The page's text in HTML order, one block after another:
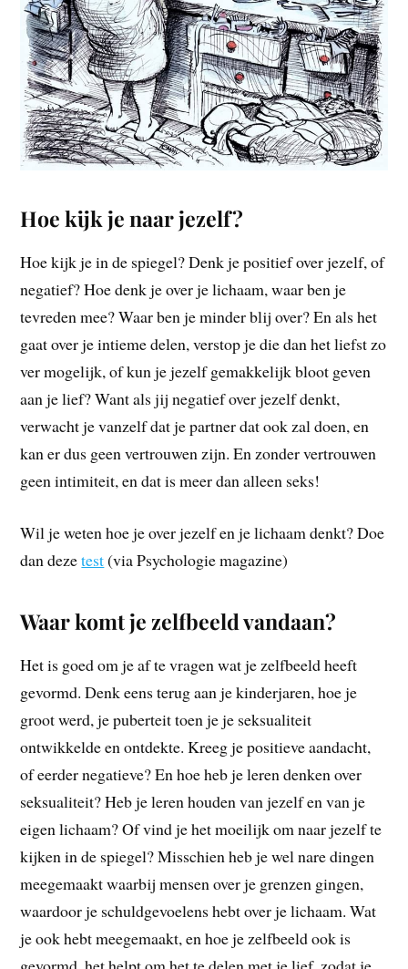
Hoe kijk je naar jezelf?
Hoe kijk je in de spiegel? Denk je positief over jezelf, of
negatief? Hoe denk je over je lichaam, waar ben je
tevreden mee? Waar ben je minder blij over? En als het
gaat over je intieme delen, verstop je die dan het liefst zo
ver mogelijk, of kun je jezelf gemakkelijk bloot geven
aan je lief? Want als jij negatief over jezelf denkt,
verwacht je vanzelf dat je partner dat ook zal doen, en
kan er dus geen vertrouwen zijn. En zonder vertrouwen
geen intimiteit, en dat is meer dan alleen seks!
Wil je weten hoe je over jezelf en je lichaam denkt? Doe
dan dezetest(via Psychologie magazine)
Waar komt je zelfbeeld vandaan?
Het is goed om je af te vragen wat je zelfbeeld heeft
gevormd. Denk eens terug aan je kinderjaren, hoe je
groot werd, je puberteit toen je je seksualiteit
ontwikkelde en ontdekte. Kreeg je positieve aandacht,
of eerder negatieve? En hoe heb je leren denken over
seksualiteit? Heb je leren houden van jezelf en van je
eigen lichaam? Of vind je het moeilijk om naar jezelf te
kijken in de spiegel? Misschien heb je wel nare dingen
meegemaakt waarbij mensen over je grenzen gingen,
waardoor je schuldgevoelens hebt over je lichaam. Wat
je ook hebt meegemaakt, en hoe je zelfbeeld ook is